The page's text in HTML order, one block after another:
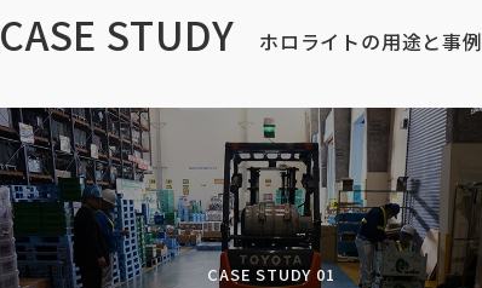
CASE STUDY ホロライトの用途と事例
CASE STUDY 01